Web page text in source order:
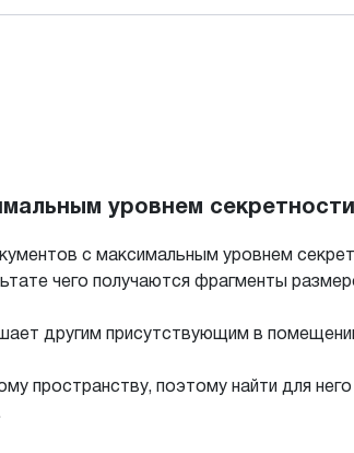
уровнем секретности
с максимальным уровнем
чего получаются фрагменты
другим присутствующим в
пространству, поэтому найти для